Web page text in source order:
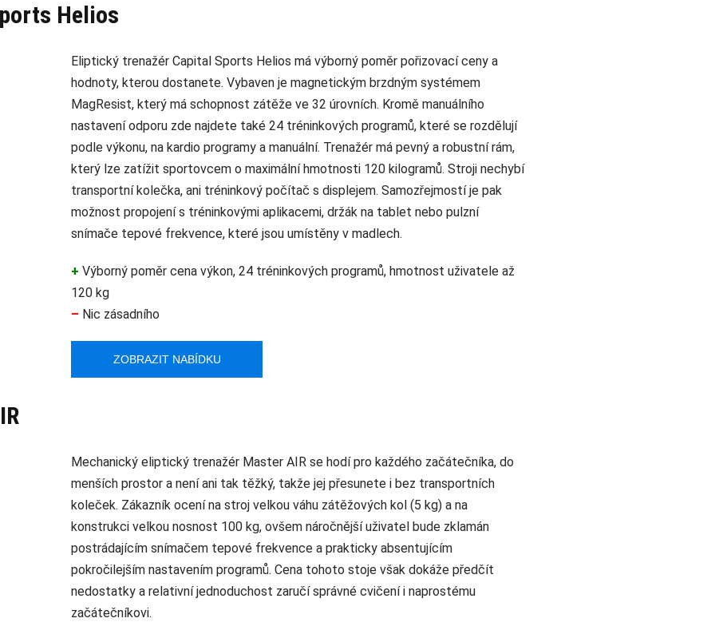
Helios
Eliptický trenažér Capital Sports Helios má výborný poměr pořizovací ceny a
hodnoty, kterou dostanete. Vybaven je magnetickým brzdným systémem
MagResist, který má schopnost zátěže ve 32 úrovních. Kromě manuálního
nastavení odporu zde najdete také 24 tréninkových programů, které se rozdělují
podle výkonu, na kardio programy a manuální. Trenažér má pevný a robustní rám,
který lze zatížit sportovcem o maximální hmotnosti 120 kilogramů. Stroji nechybí
transportní kolečka, ani tréninkový počítač s displejem. Samozřejmostí je pak
možnost propojení s tréninkovými aplikacemi, držák na tablet nebo pulzní
snímače tepové frekvence, které jsou umístěny v madlech.
+ Výborný poměr cena výkon, 24 tréninkových programů, hmotnost uživatele až
120 kg
– Nic zásadního
ZOBRAZIT NABÍDKU
Mechanický eliptický trenažér Master AIR se hodí pro každého začátečníka, do
menších prostor a není ani tak těžký, takže jej přesunete i bez transportních
koleček. Zákazník ocení na stroj velkou váhu zátěžových kol (5 kg) a na
konstrukci velkou nosnost 100 kg, ovšem náročnější uživatel bude zklamán
postrádajícím snímačem tepové frekvence a prakticky absentujícím
pokročilejším nastavením programů. Cena tohoto stoje však dokáže předčít
nedostatky a relativní jednoduchost zaručí správné cvičení i naprostému
začátečníkovi.